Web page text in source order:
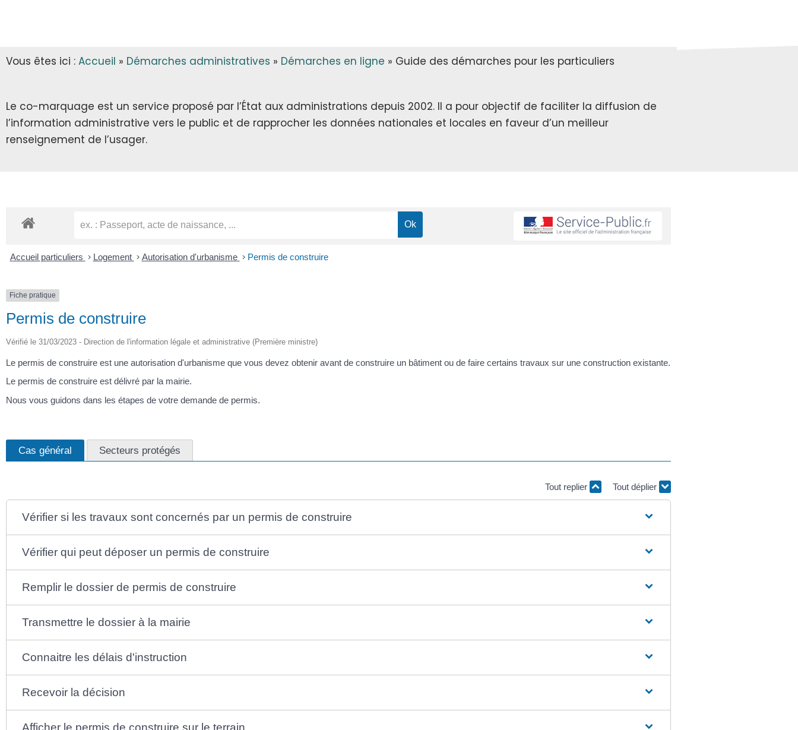
TRANSPORT
INFOS DIVERSES
CITOYENNETÉ
RECENSEMENT CITOYEN
SERVICE CIVIQUE
Vous êtes ici : Accueil » Démarches administratives » Démarches en ligne » Guide des démarches pour les particuliers
Le co-marquage est un service proposé par l’État aux administrations depuis 2002. Il a pour objectif de faciliter la diffusion de
l’information administrative vers le public et de rapprocher les données nationales et locales en faveur d’un meilleur
renseignement de l’usager.
Accueil particuliers > Logement > Autorisation d'urbanisme > Permis de construire
Fiche pratique
Permis de construire
Vérifié le 31/03/2023 - Direction de l'information légale et administrative (Première ministre)
Le permis de construire est une autorisation d'urbanisme que vous devez obtenir avant de construire un bâtiment ou de faire certains travaux sur une construction existante.
Le permis de construire est délivré par la mairie.
Nous vous guidons dans les étapes de votre demande de permis.
Cas général Secteurs protégés
Tout replier Tout déplier
Vérifier si les travaux sont concernés par un permis de construire
Vérifier qui peut déposer un permis de construire
Remplir le dossier de permis de construire
Transmettre le dossier à la mairie
Connaitre les délais d'instruction
Recevoir la décision
Afficher le permis de construire sur le terrain